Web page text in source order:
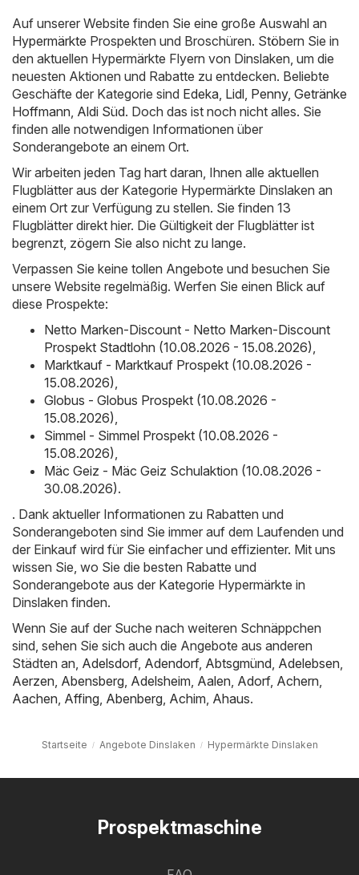
Auf unserer Website finden Sie eine große Auswahl an
Hypermärkte Prospekten und Broschüren. Stöbern Sie in
den aktuellen Hypermärkte Flyern von Dinslaken, um die
neuesten Aktionen und Rabatte zu entdecken. Beliebte
Geschäfte der Kategorie sind Edeka Lidl Penny, Getränke
Hoffmann Aldi Süd. Doch das ist noch nicht alles. Sie
finden alle notwendigen Informationen über
Sonderangebote an einem Ort.
Wir arbeiten jeden Tag hart daran, Ihnen alle aktuellen
Flugblätter aus der Kategorie Hypermärkte Dinslaken an
einem Ort zur Verfügung zu stellen. Sie finden 13
Flugblätter direkt hier. Die Gültigkeit der Flugblätter ist
begrenzt, zögern Sie also nicht zu lange.
Verpassen Sie keine tollen Angebote und besuchen Sie
unsere Website regelmäßig. Werfen Sie einen Blick auf
diese Prospekte:
Netto Marken-Discount - Netto Marken-Discount
Prospekt Stadtlohn (10.08.2026 - 15.08.2026)
Marktkauf - Marktkauf Prospekt (10.08.2026 -
15.08.2026)
Globus - Globus Prospekt (10.08.2026 -
15.08.2026)
Simmel - Simmel Prospekt (10.08.2026 -
15.08.2026)
Mäc Geiz - Mäc Geiz Schulaktion (10.08.2026 -
30.08.2026).
. Dank aktueller Informationen zu Rabatten und
Sonderangeboten sind Sie immer auf dem Laufenden und
der Einkauf wird für Sie einfacher und effizienter. Mit uns
wissen Sie, wo Sie die besten Rabatte und
Sonderangebote aus der Kategorie Hypermärkte in
Dinslaken finden.
Wenn Sie auf der Suche nach weiteren Schnäppchen
sind, sehen Sie sich auch die Angebote aus anderen
Städten an, Adelsdorf, Adendorf, Abtsgmünd Adelebsen
Aerzen Abensberg Adelsheim Aalen Adorf, Achern
Aachen Affing Abenberg Achim Ahaus.
Startseite Angebote Dinslaken Hypermärkte Dinslaken
Prospektmaschine